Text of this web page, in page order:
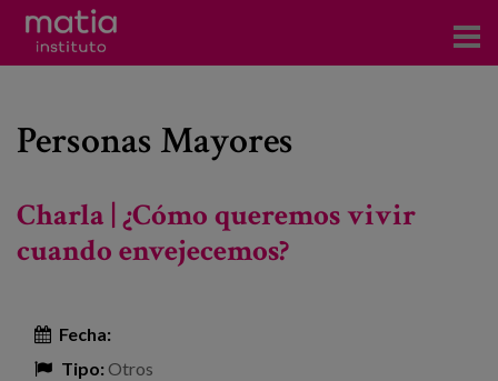
Investigación
Participación en foros
Formación
Personas Mayores
Charla | ¿Cómo queremos vivir
cuando envejecemos?
Fecha:
Tipo:Otros